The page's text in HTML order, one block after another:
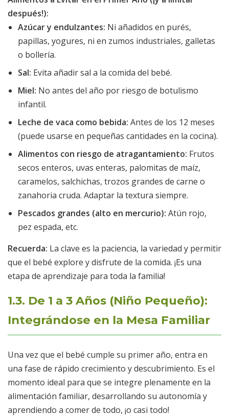
después!):
Azúcar y endulzantes: Ni añadidos en purés,
papillas, yogures, ni en zumos industriales, galletas
o bollería.
Sal: Evita añadir sal a la comida del bebé.
Miel: No antes del año por riesgo de botulismo
infantil.
Leche de vaca como bebida: Antes de los 12 meses
(puede usarse en pequeñas cantidades en la cocina).
Alimentos con riesgo de atragantamiento: Frutos
secos enteros, uvas enteras, palomitas de maíz,
caramelos, salchichas, trozos grandes de carne o
zanahoria cruda. Adaptar la textura siempre.
Pescados grandes (alto en mercurio): Atún rojo,
pez espada, etc.
Recuerda: La clave es la paciencia, la variedad y permitir
que el bebé explore y disfrute de la comida. ¡Es una
etapa de aprendizaje para toda la familia!
1.3. De 1 a 3 Años (Niño Pequeño):
Integrándose en la Mesa Familiar
Una vez que el bebé cumple su primer año, entra en
una fase de rápido crecimiento y descubrimiento. Es el
momento ideal para que se integre plenamente en la
alimentación familiar, desarrollando su autonomía y
aprendiendo a comer de todo, ¡o casi todo!